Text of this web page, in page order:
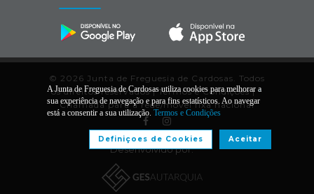
© 2026 Junta de Freguesia de Cardosas. Todos
os direitos reservados |Termos e Condições| *
Chamada para a rede/móvel fixa nacional
Desenvolvido por:
A Junta de Freguesia de Cardosas utiliza cookies para melhorar a
sua experiência de navegação e para fins estatísticos. Ao navegar
está a consentir a sua utilização. Termos e Condições
Aceitar
Definiçoes de Cookies